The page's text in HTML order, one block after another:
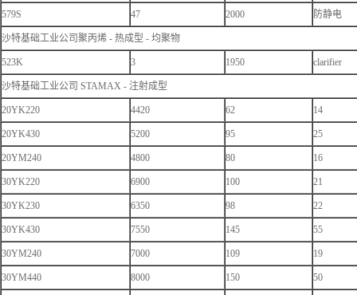
579S 47 2000 防静电
沙特基础工业公司聚丙烯 - 热成型 - 均聚物
523K 3 1950 clarifier
沙特基础工业公司 STAMAX - 注射成型
20YK220 4420 62 14
20YK430 5200 95 25
20YM240 4800 80 16
30YK220 6900 100 21
30YK230 6350 98 22
30YK430 7550 145 55
30YM240 7000 109 19
30YM440 8000 150 50